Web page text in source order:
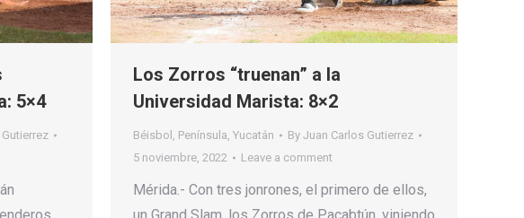
5×4
Los Zorros “truenan” a la
Universidad Marista: 8×2
Béisbol , Península, Yucatán By Juan Carlos Gutierrez
5 noviembre, 2022
Leave a comment
Mérida.- Con tres jonrones, el primero de ellos,